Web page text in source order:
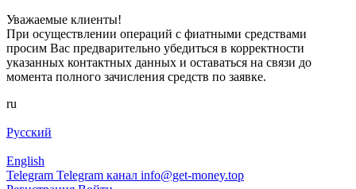
Уважаемые клиенты!
При осуществлении операций с фиатными средствами
просим Вас предварительно убедиться в корректности
указанных контактных данных и оставаться на связи до
момента полного зачисления средств по заявке.
ru
Русский
English
Telegram Telegram канал info@get-money.top